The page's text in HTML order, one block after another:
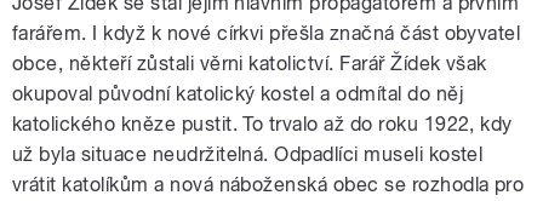
farářem. I když k nové církvi přešla značná část obyvatel
obce, někteří zůstali věrni katolictví. Farář Žídek však
okupoval původní katolický kostel a odmítal do něj
katolického kněze pustit. To trvalo až do roku 1922, kdy
už byla situace neudržitelná. Odpadlíci museli kostel
vrátit katolíkům a nová náboženská obec se rozhodla pro